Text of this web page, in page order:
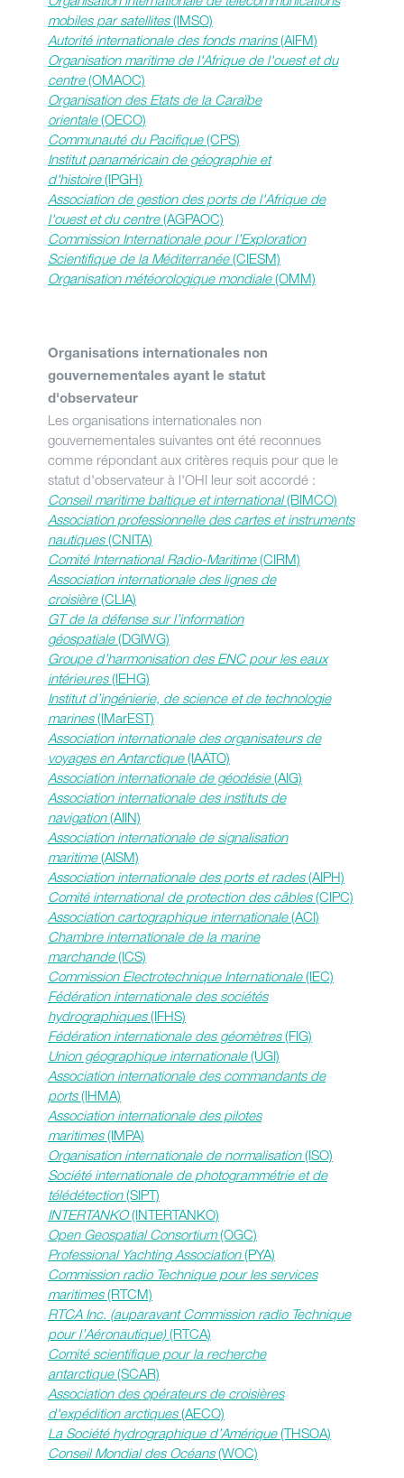
mobiles par satellites(IMSO)
Autorité internationale des fonds marins(AIFM)
Organisation maritime de l'Afrique de l'ouest et du
centre(OMAOC)
Organisation des Etats de la Caraïbe
orientale(OECO)
Communauté du Pacifique(CPS)
Institut panaméricain de géographie et
d'histoire(IPGH)
Association de gestion des ports de l'Afrique de
l'ouest et du centre(AGPAOC)
Commission Internationale pour l’Exploration
Scientifique de la Méditerranée(CIESM)
Organisation météorologique mondiale(OMM)
Organisations internationales non
gouvernementales ayant le statut
d'observateur
Les organisations internationales non
gouvernementales suivantes ont été reconnues
comme répondant aux critères requis pour que le
statut d'observateur à l'OHI leur soit accordé :
Conseil maritime baltique et international(BIMCO)
Association professionnelle des cartes et instruments
nautiques(CNITA)
Comité International Radio-Maritime(CIRM)
Association internationale des lignes de
croisière(CLIA)
GT de la défense sur l’information
géospatiale(DGIWG)
Groupe d’harmonisation des ENC pour les eaux
intérieures(IEHG)
Institut d’ingénierie, de science et de technologie
marines(IMarEST)
Association internationale des organisateurs de
voyages en Antarctique(IAATO)
Association internationale de géodésie(AIG)
Association internationale des instituts de
navigation(AIIN)
Association internationale de signalisation
maritime(AISM)
Association internationale des ports et rades(AIPH)
Comité international de protection des câbles(CIPC)
Association cartographique internationale(ACI)
Chambre internationale de la marine
marchande(ICS)
Commission Electrotechnique Internationale(IEC)
Fédération internationale des sociétés
hydrographiques(IFHS)
Fédération internationale des géomètres(FIG)
Union géographique internationale(UGI)
Association internationale des commandants de
ports(IHMA)
Association internationale des pilotes
maritimes(IMPA)
Organisation internationale de normalisation(ISO)
Société internationale de photogrammétrie et de
télédétection(SIPT)
INTERTANKO(INTERTANKO)
Open Geospatial Consortium(OGC)
Professional Yachting Association(PYA)
Commission radio Technique pour les services
maritimes(RTCM)
RTCA Inc. (auparavant Commission radio Technique
pour l’Aéronautique)(RTCA)
Comité scientifique pour la recherche
antarctique(SCAR)
Association des opérateurs de croisières
d'expédition arctiques(AECO)
La Société hydrographique d’Amérique(THSOA)
Conseil Mondial des Océans(WOC)